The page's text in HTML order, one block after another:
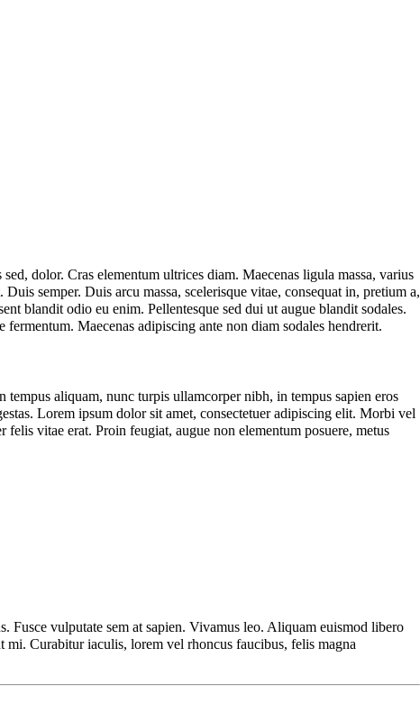
dolor. Cras elementum ultrices diam. Maecenas ligula massa, varius
semper. Duis arcu massa, scelerisque vitae, consequat in, pretium a,
blandit odio eu enim. Pellentesque sed dui ut augue blandit sodales.
Maecenas adipiscing ante non diam sodales hendrerit.
aliquam, nunc turpis ullamcorper nibh, in tempus sapien eros
Lorem ipsum dolor sit amet, consectetuer adipiscing elit. Morbi vel
vitae erat. Proin feugiat, augue non elementum posuere, metus
Fusce vulputate sem at sapien. Vivamus leo. Aliquam euismod libero
Curabitur iaculis, lorem vel rhoncus faucibus, felis magna